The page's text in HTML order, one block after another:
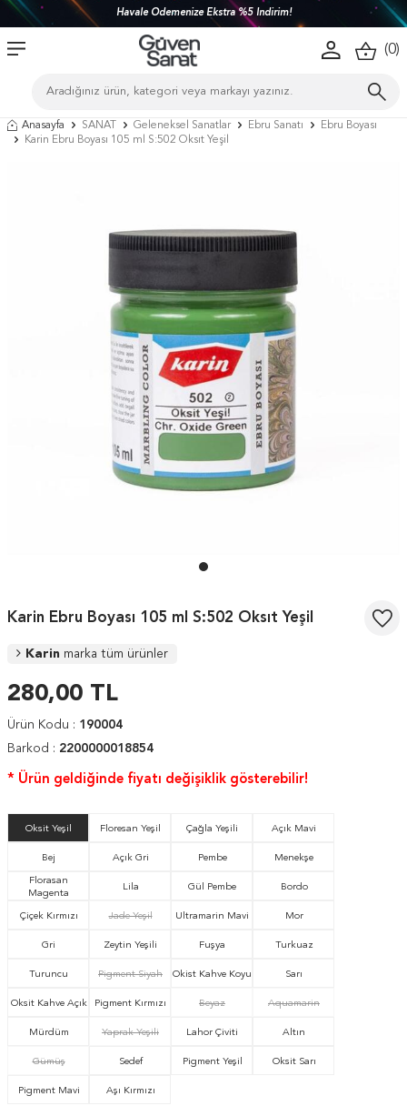
Havale Ödemenize Ekstra %5 İndirim!
(0)
Anasayfa SANAT Geleneksel Sanatlar Ebru Sanatı
Ebru Boyası
Karin Ebru Boyası 105 ml S:502 Oksıt Yeşil
Karin Ebru Boyası 105 ml S:502 Oksıt Yeşil
Karin marka tüm ürünler
280,00 TL
Ürün Kodu : 190004
Barkod : 2200000018854
* Ürün geldiğinde fiyatı değişiklik gösterebilir!
Oksit Yeşil Floresan Yeşil Çağla Yeşili Açık Mavi
Bej Açık Gri Pembe Menekşe
Florasan
Magenta
Lila Gül Pembe Bordo
Çiçek Kırmızı Jade Yeşil Ultramarin Mavi Mor
Gri Zeytin Yeşili Fuşya Turkuaz
Turuncu Pigment Siyah Okist Kahve Koyu Sarı
Oksit Kahve Açık Pigment Kırmızı Beyaz Aquamarin
Mürdüm Yaprak Yeşili Lahor Çiviti Altın
Gümüş Sedef Pigment Yeşil Oksit Sarı
Pigment Mavi Aşı Kırmızı